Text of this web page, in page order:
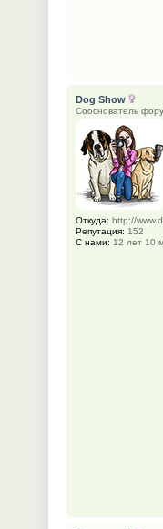
Dog Show
Сооснователь
Откуда: http://
Репутация: 152
С нами: 12 лет 10